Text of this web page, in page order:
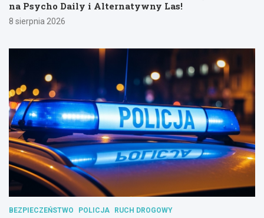
na Psycho Daily i Alternatywny Las!
8 sierpnia 2026
BEZPIECZEŃSTWO POLICJA RUCH DROGOWY